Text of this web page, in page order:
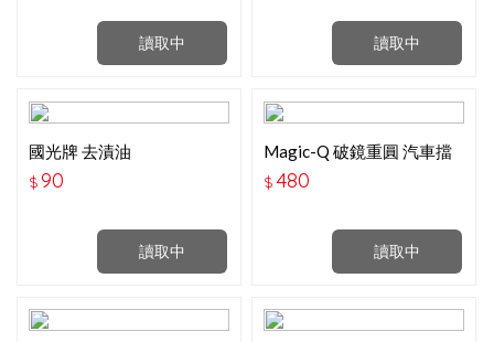
讀取中 讀取中
讀取中
國光牌 去漬油
$90
讀取中
Magic-Q 破鏡重圓 汽車擋
風玻璃修補組
$480